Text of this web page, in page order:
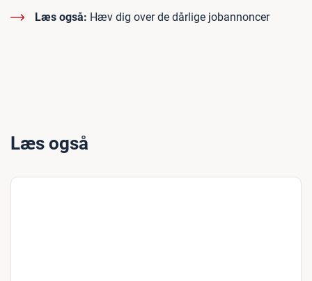
Læs også: Hæv dig over de dårlige jobannoncer
Læs også